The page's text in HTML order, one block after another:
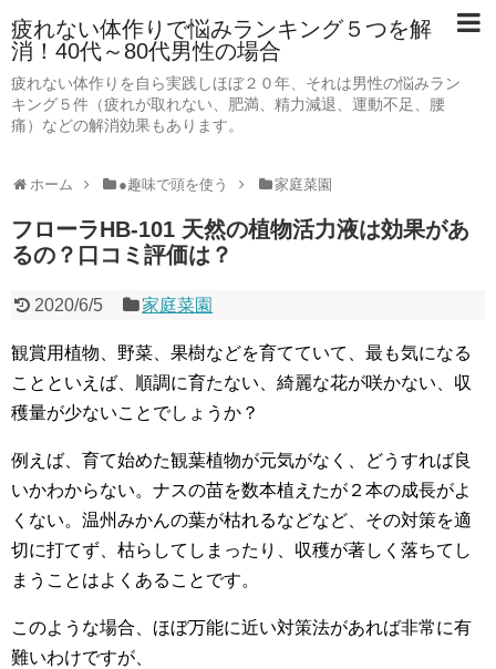
疲れない体作りで悩みランキング５つを解
消！40代～80代男性の場合
疲れない体作りを自ら実践しほぼ２０年、それは男性の悩みラン
キング５件（疲れが取れない、肥満、精力減退、運動不足、腰
痛）などの解消効果もあります。
ホーム ●趣味で頭を使う 家庭菜園
フローラHB-101 天然の植物活力液は効果があ
るの？口コミ評価は？
2020/6/5 家庭菜園
観賞用植物、野菜、果樹などを育てていて、最も気になる
ことといえば、順調に育たない、綺麗な花が咲かない、収
穫量が少ないことでしょうか？
例えば、育て始めた観葉植物が元気がなく、どうすれば良
いかわからない。ナスの苗を数本植えたが２本の成長がよ
くない。温州みかんの葉が枯れるなどなど、その対策を適
切に打てず、枯らしてしまったり、収穫が著しく落ちてし
まうことはよくあることです。
このような場合、ほぼ万能に近い対策法があれば非常に有
難いわけですが、